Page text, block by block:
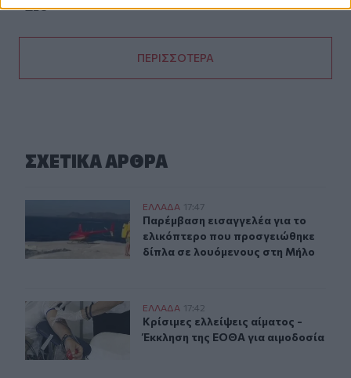
ΔΕΘ
ΠΕΡΙΣΣΟΤΕΡΑ
ΣΧΕΤΙΚA AΡΘΡΑ
Παρέμβαση εισαγγελέα για το ελικόπτερο που
ΕΛΛAΔΑ 17:47
Παρέμβαση εισαγγελέα για το
Παρέμβαση εισαγγελέα για το
ελικόπτερο που προσγειώθηκε
δίπλα σε λουόμενους στη Μήλο
Κρίσιμες ελλείψεις αίματος - Έκκληση της ΕΟΘΑ για
ΕΛΛAΔΑ 17:42
Κρίσιμες ελλείψεις αίματος -
Κρίσιμες ελλείψεις αίματος -
Έκκληση της ΕΟΘΑ για αιμοδοσία